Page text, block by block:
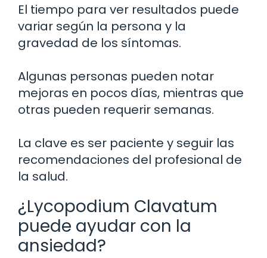
El tiempo para ver resultados puede
variar según la persona y la
gravedad de los síntomas.
Algunas personas pueden notar
mejoras en pocos días, mientras que
otras pueden requerir semanas.
La clave es ser paciente y seguir las
recomendaciones del profesional de
la salud.
¿Lycopodium Clavatum
puede ayudar con la
ansiedad?